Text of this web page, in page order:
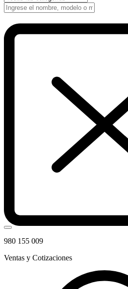
980 155 009
Ventas y Cotizaciones